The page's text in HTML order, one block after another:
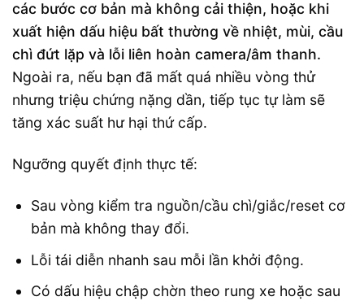
các bước cơ bản mà không cải thiện, hoặc khi
xuất hiện dấu hiệu bất thường về nhiệt, mùi, cầu
chì đứt lặp và lỗi liên hoàn camera/âm thanh.
Ngoài ra, nếu bạn đã mất quá nhiều vòng thử
nhưng triệu chứng nặng dần, tiếp tục tự làm sẽ
tăng xác suất hư hại thứ cấp.
Ngưỡng quyết định thực tế:
Sau vòng kiểm tra nguồn/cầu chì/giắc/reset cơ
bản mà không thay đổi.
Lỗi tái diễn nhanh sau mỗi lần khởi động.
Có dấu hiệu chập chờn theo rung xe hoặc sau